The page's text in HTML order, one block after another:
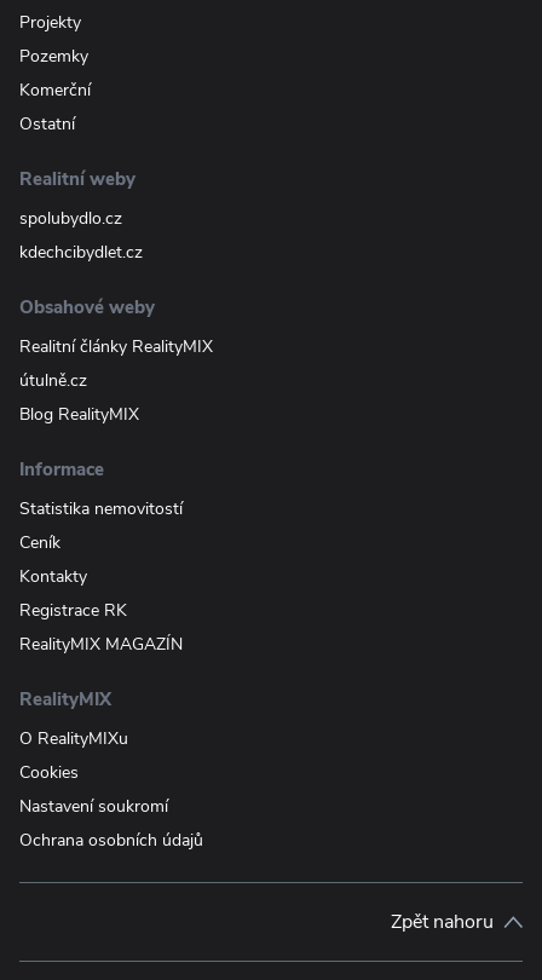
Projekty
Pozemky
Komerční
Ostatní
Realitní weby
spolubydlo.cz
kdechcibydlet.cz
Obsahové weby
Realitní články RealityMIX
útulně.cz
Blog RealityMIX
Informace
Statistika nemovitostí
Ceník
Kontakty
Registrace RK
RealityMIX MAGAZÍN
RealityMIX
O RealityMIXu
Cookies
Nastavení soukromí
Ochrana osobních údajů
Zpět nahoru